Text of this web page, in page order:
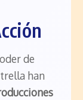
de
han